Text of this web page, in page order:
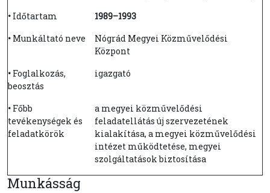
• Időtartam
1989–1993
• Munkáltató neve
Nógrád Megyei Közművelődési
Központ
• Foglalkozás,
beosztás
igazgató
• Főbb
tevékenységek és
feladatkörök
a megyei közművelődési
feladatellátás új szervezetének
kialakítása, a megyei közművelődési
intézet működtetése, megyei
szolgáltatások biztosítása
Munkásság